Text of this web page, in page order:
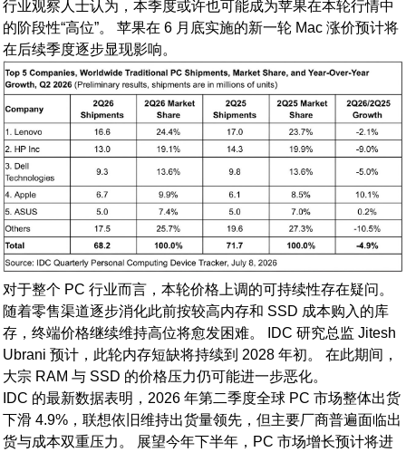
行业观察人士认为，本季度或许也可能成为苹果在本轮行情中
的阶段性“高位”。 苹果在 6 月底实施的新一轮 Mac 涨价预计将
在后续季度逐步显现影响。
对于整个 PC 行业而言，本轮价格上调的可持续性存在疑问。
随着零售渠道逐步消化此前按较高内存和 SSD 成本购入的库
存，终端价格继续维持高位将愈发困难。 IDC 研究总监 Jitesh
Ubrani 预计，此轮内存短缺将持续到 2028 年初。 在此期间，
大宗 RAM 与 SSD 的价格压力仍可能进一步恶化。
IDC 的最新数据表明，2026 年第二季度全球 PC 市场整体出货
下滑 4.9%，联想依旧维持出货量领先，但主要厂商普遍面临出
货与成本双重压力。 展望今年下半年，PC 市场增长预计将进